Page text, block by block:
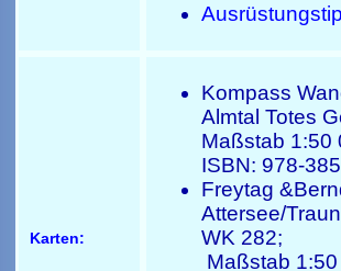
Karten:
Kompass
Almtal Totes
Maßstab
ISBN: 978-
Freytag
Attersee/
WK 282;
Maßstab